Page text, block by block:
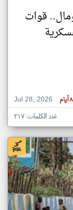
قوات
Jul 28, 2026
عدد الكلمات: ٢١٧